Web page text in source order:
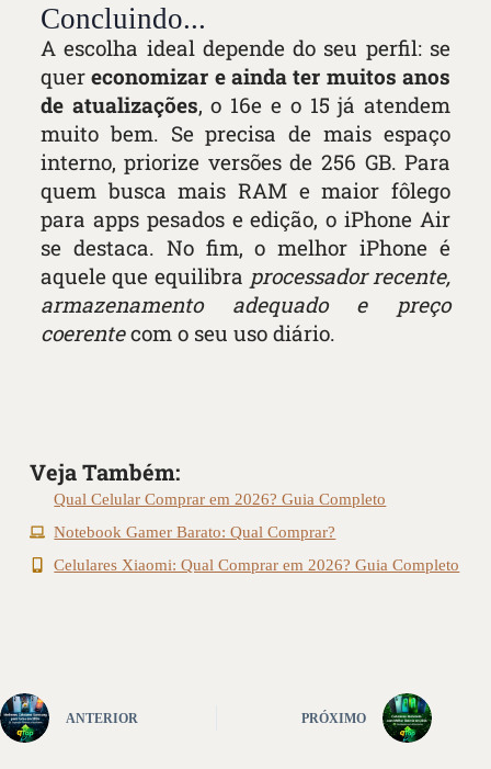
Concluindo...
A escolha ideal depende do seu perfil: se
quereconomizar e ainda ter muitos anos
de atualizações, o 16e e o 15 já atendem
muito bem. Se precisa de mais espaço
interno, priorize versões de 256 GB. Para
quem busca mais RAM e maior fôlego
para apps pesados e edição, o iPhone Air
se destaca. No fim, o melhor iPhone é
aquele que equilibra processador recente,
armazenamento adequado e preço
coerentecom o seu uso diário.
Veja Também:
Qual Celular Comprar em 2026? Guia Completo
Notebook Gamer Barato: Qual Comprar?
Celulares Xiaomi: Qual Comprar em 2026? Guia Completo
ANTERIOR PRÓXIMO